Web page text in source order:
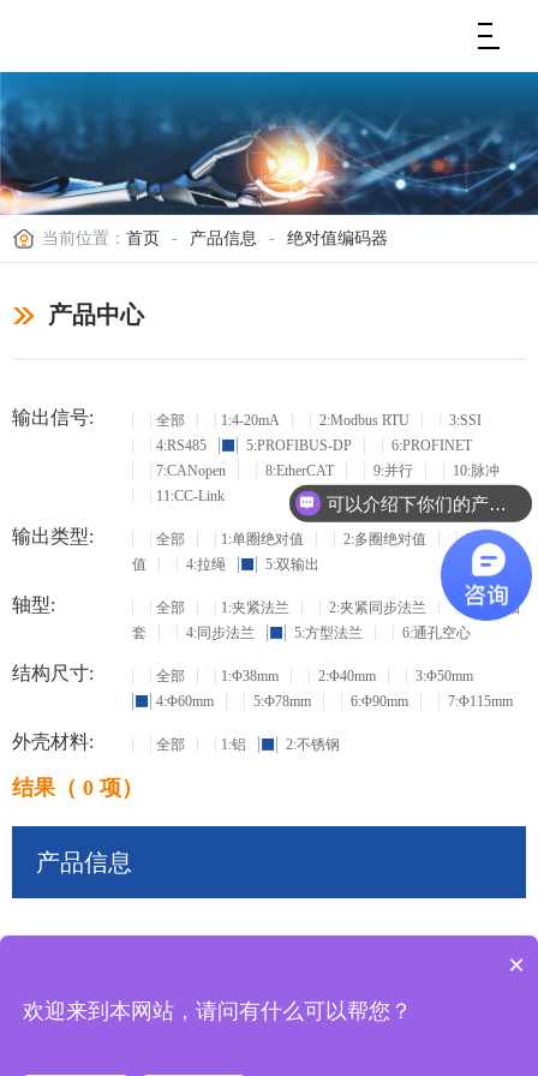
当前位置： 首页 - 产品信息 - 绝对值编码器
产品中心
输出信号: 全部 1:4-20mA 2:Modbus RTU
3:SSI
4:RS485
5:PROFIBUS-DP
6:PROFINET
7:CANopen
8:EtherCAT 9:并行
10:脉冲
11:CC-Link
输出类型: 全部 1:单圈绝对值 2:多圈绝对值
3:增量
值
4:拉绳 5:双输出
轴型: 全部 1:夹紧法兰 2:夹紧同步法兰
3:盲孔轴
套
4:同步法兰 5:方型法兰 6:通孔空心
结构尺寸: 全部 1:Φ38mm 2:Φ40mm
3:Φ50mm
4:Φ60mm
5:Φ78mm 6:Φ90mm 7:Φ115mm
外壳材料: 全部 1:铝 2:不锈钢
结果（ 0 项）
产品信息
可以介绍下你们的产品么？
×
欢迎来到本网站，请问有什么可以帮您？